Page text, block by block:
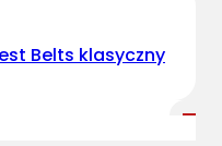
Belts klasyczny